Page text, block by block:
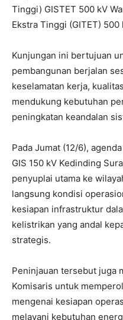
Tinggi) GISTET 500 kV
Ekstra Tinggi (GITET) 500
Kunjungan ini bertujuan
pembangunan berjalan
keselamatan kerja,
mendukung kebutuhan
peningkatan keandalan
Pada Jumat (12/6),
GIS 150 kV Kedinding
penyuplai utama ke
langsung kondisi
kesiapan infrastruktur
kelistrikan yang andal
strategis.
Peninjauan tersebut juga
Komisaris untuk
mengenai kesiapan
melayani kebutuhan